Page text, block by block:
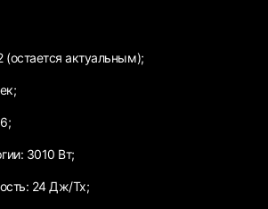
(остается актуальным);
3010 Вт;
24 Дж/Тх;